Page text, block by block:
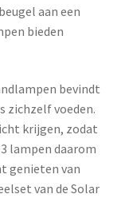
aan een
bieden
bevindt
zichzelf voeden.
krijgen, zodat
lampen daarom
genieten van
van de Solar